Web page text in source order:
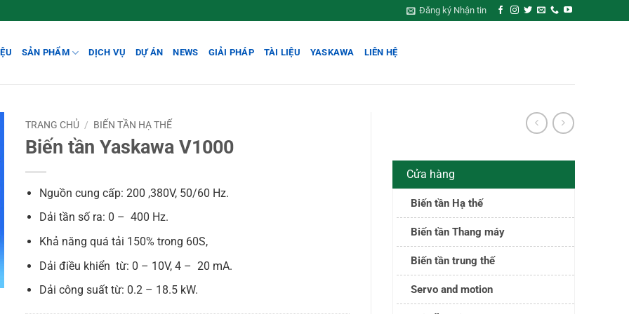
Đăng ký Nhận tin
SẢN PHẨM DỊCH VỤ DỰ ÁN NEWS GIẢI PHÁP TÀI LIỆU YASKAWA LIÊN HỆ
TRANG CHỦ / BIẾN TẦN HẠ THẾ
Biến tần Yaskawa V1000
Nguồn cung cấp: 200 ,380V, 50/60 Hz.
Dải tần số ra: 0 – 400 Hz.
Khả năng quá tải 150% trong 60S,
Dải điều khiển từ: 0 – 10V, 4 – 20 mA.
Dải công suất từ: 0.2 – 18.5 kW.
Cửa hàng
Biến tần Hạ thế
Biến tần Thang máy
Biến tần trung thế
Servo and motion